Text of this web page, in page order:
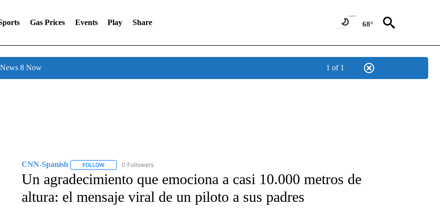
Gas Prices Events Play Share 68°
8 Now 1 of 1
CNN-Spanish FOLLOWFOLLOW "CNN-SPANISH" TO RECEIVE NOTIFICATIONS ABOUT NEW PAGES ON "CNN-SPANISH".
0 Followers
Un agradecimiento que emociona a casi 10.000 metros de
altura: el mensaje viral de un piloto a sus padres